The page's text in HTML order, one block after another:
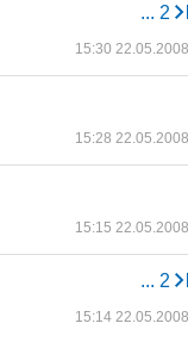
... 2
15:30 22.05.2008
15:28 22.05.2008
15:15 22.05.2008
... 2
15:14 22.05.2008